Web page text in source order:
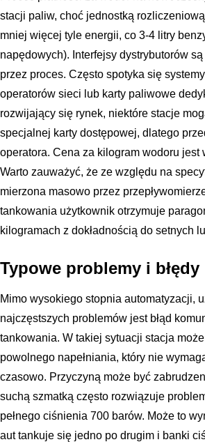
stacji paliw, choć jednostką
mniej więcej tyle energii, co 3-4 litry
napędowych). Interfejsy dystrybutorów
przez proces. Często spotyka się
operatorów sieci lub karty paliwowe
rozwijający się rynek, niektóre stacje
specjalnej karty dostępowej, dlatego
operatora. Cena za kilogram wodoru
Warto zauważyć, że ze względu na
mierzona masowo przez
tankowania użytkownik otrzymuje
kilogramach z dokładnością do setnych
Typowe problemy i
Mimo wysokiego stopnia automatyzacji,
najczęstszych problemów jest błąd
tankowania. W takiej sytuacji stacja
powolnego napełniania, który nie
czasowo. Przyczyną może być
suchą szmatką często rozwiązuje
pełnego ciśnienia 700 barów. Może to
aut tankuje się jedno po drugim i banki